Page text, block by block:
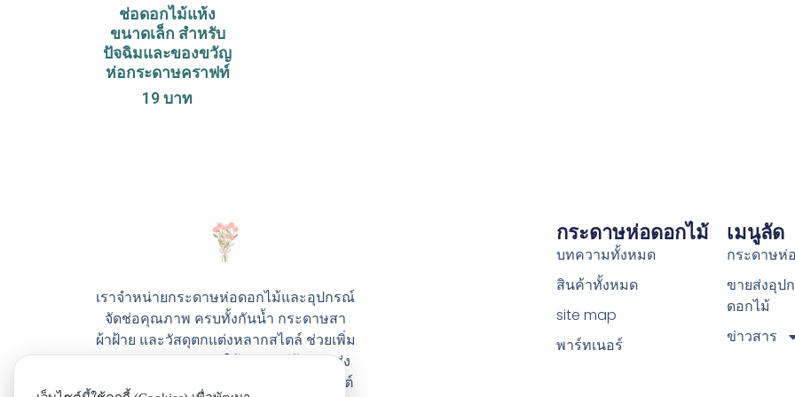
ช่อดอกไม้แห้ง
ขนาดเล็ก สำหรับ
ปัจฉิมและของขวัญ
ห่อกระดาษคราฟท์
19บาท
เราจำหน่ายกระดาษห่อดอกไม้และอุปกรณ์
จัดช่อคุณภาพ ครบทั้งกันน้ำ กระดาษสา
ผ้าฝ้าย และวัสดุตกแต่งหลากสไตล์ ช่วยเพิ่ม
ความสวยและมูลค่าให้ทุกช่อ พร้อมจัดส่ง
รวดเร็ว เลือกซื้อได้ง่ายจากทุกหน้าเว็บไซต์
กระดาษห่อดอกไม้
บทความทั้งหมด
สินค้าทั้งหมด
site map
พาร์ทเนอร์
เมนูลัด
กระดาษห่
ขายส่งอุป
ดอกไม้
ข่าวสาร